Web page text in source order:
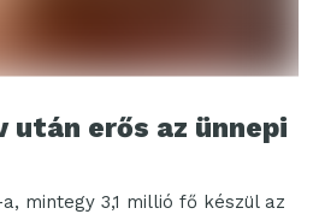
erős az ünnepi
mintegy 3,1 millió fő készül az